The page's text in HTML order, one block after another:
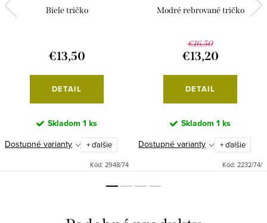
Biele tričko
€13,50
DETAIL
Skladom 1 ks
Dostupné varianty
+ ďalšie
Kód: 2948/74
Modré rebrované tričko
€16,50
€13,20
DETAIL
Skladom 1 ks
Dostupné varianty
+ ďalšie
Kód: 2232/74/